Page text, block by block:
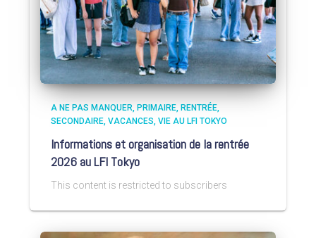
A NE PAS MANQUER PRIMAIRE RENTRÉE
SECONDAIRE VACANCES VIE AU LFI TOKYO
Informations et organisation de la rentrée
2026 au LFI Tokyo
This content is restricted to subscribers